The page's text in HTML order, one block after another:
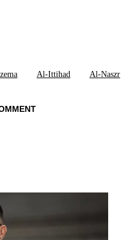
Al-Ittihad Al-Naszr